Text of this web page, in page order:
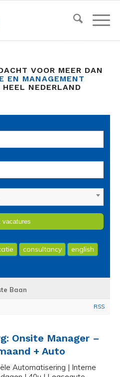
VOOR MEER DAN
EN MANAGEMENT
HEEL NEDERLAND
consultancy english
Baan
RSS
Onsite Manager –
+ Auto
Automatisering | Interne